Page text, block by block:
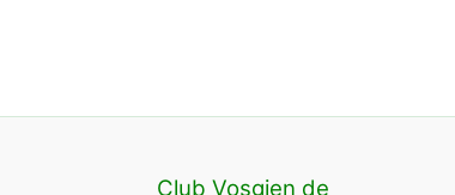
Club Vosgien de